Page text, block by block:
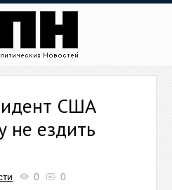
США
не ездить
0 0